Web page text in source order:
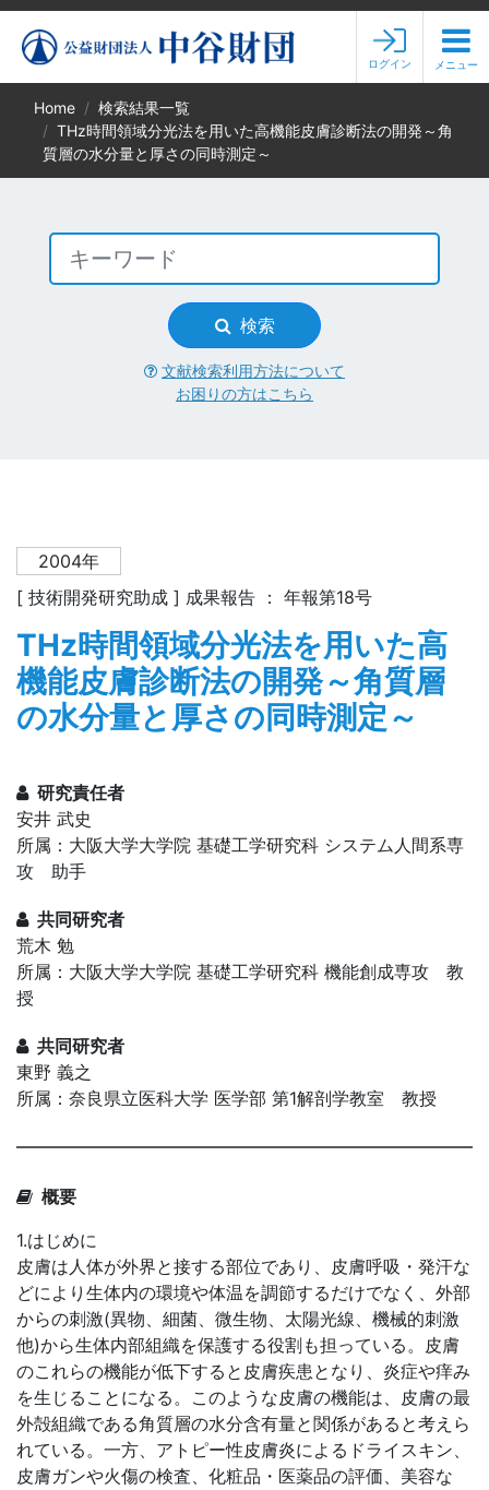
ログイン メニュー
Home
検索結果一覧
THz時間領域分光法を用いた高機能皮膚診断法の開発～角
質層の水分量と厚さの同時測定～
検索
文献検索利用方法について
お困りの方はこちら
2004年
[ 技術開発研究助成 ] 成果報告 ： 年報第18号
THz時間領域分光法を用いた高
機能皮膚診断法の開発～角質層
の水分量と厚さの同時測定～
研究責任者
安井 武史
所属：大阪大学大学院 基礎工学研究科 システム人間系専
攻 助手
共同研究者
荒木 勉
所属：大阪大学大学院 基礎工学研究科 機能創成専攻 教
授
共同研究者
東野 義之
所属：奈良県立医科大学 医学部 第1解剖学教室 教授
概要
1.はじめに
皮膚は人体が外界と接する部位であり、皮膚呼吸・発汗な
どにより生体内の環境や体温を調節するだけでなく、外部
からの刺激(異物、細菌、微生物、太陽光線、機械的刺激
他)から生体内部組織を保護する役割も担っている。皮膚
のこれらの機能が低下すると皮膚疾患となり、炎症や痒み
を生じることになる。このような皮膚の機能は、皮膚の最
外殻組織である角質層の水分含有量と関係があると考えら
れている。一方、アトピー性皮膚炎によるドライスキン、
皮膚ガンや火傷の検査、化粧品・医薬品の評価、美容な